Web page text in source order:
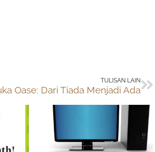
TULISAN LAIN
Oase: Dari Tiada Menjadi Ada